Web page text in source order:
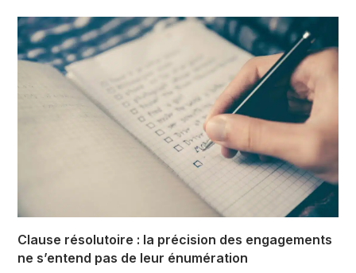
Clause résolutoire : la précision des engagements
ne s’entend pas de leur énumération